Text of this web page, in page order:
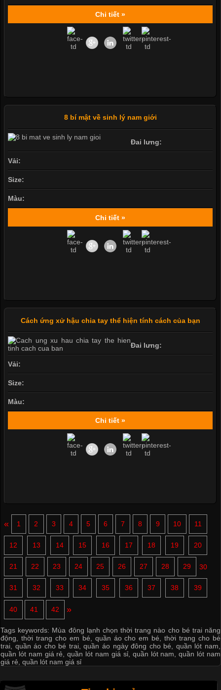
Chi tiết »
8 bí mật về sinh lý nam giới
Đai lưng:
Vải:
Size:
Màu:
Chi tiết »
Cách ứng xử hậu chia tay thể hiện tính cách của bạn
Đai lưng:
Vải:
Size:
Màu:
Chi tiết »
« 1 2 3 4 5 6 7 8 9 10 11
12 13 14 15 16 17 18 19 20
21 22 23 24 25 26 27 28 29 30
31 32 33 34 35 36 37 38 39
40 41 42 »
Tags keywords: Mùa đông lạnh chọn thời trang nào cho bé trai năng
động
thời trang cho em bé quần áo cho em bé ,thời trang cho bé
trai
quần áo cho bé trai,quần áo ngày đông cho bé quần lót nam
quần lót nam giá rẻ ,quần lót nam giá sỉ, quần lót nam ,quần lót nam
giá rẻ quần lót nam giá sỉ